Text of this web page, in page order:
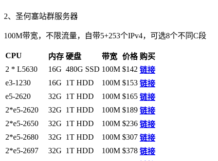
2、圣何塞站群服务器
100M带宽，不限流量，自带5+253个IPv4，可选8个不同C段
CPU 内存 硬盘 带宽 价格 购买
2 * L5630
16G 480G SSD 100M $142 链接
e3-1230
16G 1T HDD 100M $153 链接
e5-2620
32G 1T HDD 100M $165 链接
2*e5-2620
32G 1T HDD 100M $189 链接
2*e5-2650
32G 1T HDD 100M $236 链接
2*e5-2680
32G 1T HDD 100M $307 链接
2*e5-2697
32G 1T HDD 100M $378 链接